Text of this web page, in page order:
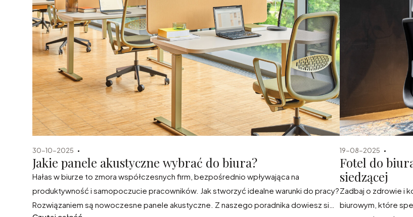
30-10-2025
Jakie panele akustyczne wybrać do biura?
Hałas w biurze to zmora współczesnych firm, bezpośrednio wpływająca na
produktywność i samopoczucie pracowników. Jak stworzyć idealne warunki do pracy?
Rozwiązaniem są nowoczesne panele akustyczne. Z naszego poradnika dowiesz się,
19-08-2025
Fotel do
siedzącej
Zadbaj o zdrowie i
biurowym, które